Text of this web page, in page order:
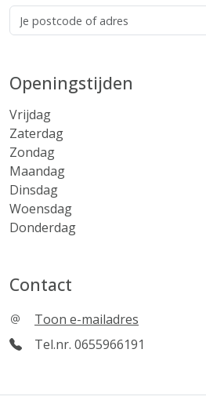
Openingstijden
Vrijdag
Zaterdag
Zondag
Maandag
Dinsdag
Woensdag
Donderdag
Contact
Toon e-mailadres
Tel.nr. 0655966191